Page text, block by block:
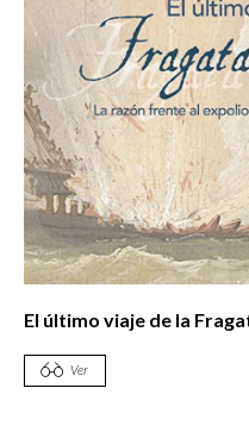
El último viaje de la
Ver